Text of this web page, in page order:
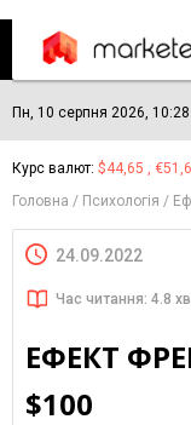
Пн, 10 серпня 2026, 10:28
Курс валют: $44,65 ,
Головна
Психологія
24.09.2022
Час читання: 4.8
ЕФЕКТ
$100